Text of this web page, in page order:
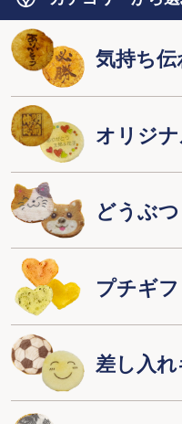
気持ち
オリジ
どうぶつ
プチギフ
差し入れ